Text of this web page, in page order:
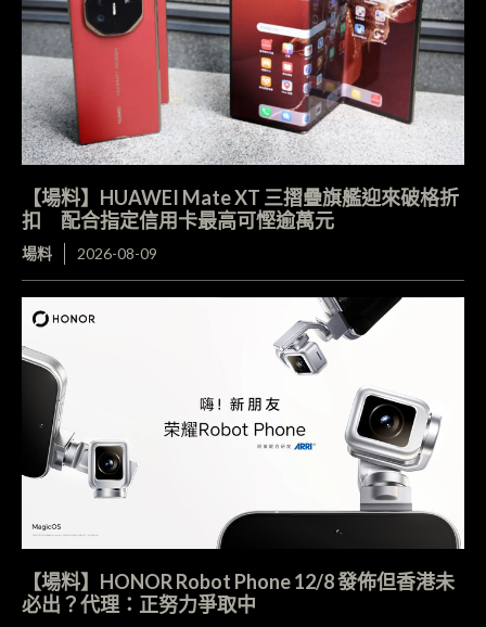
【場料】HUAWEI Mate XT 三摺疊旗艦迎來破格折
扣 配合指定信用卡最高可慳逾萬元
場料 2026-08-09
【場料】HONOR Robot Phone 12/8 發佈但香港未
必出？代理：正努力爭取中